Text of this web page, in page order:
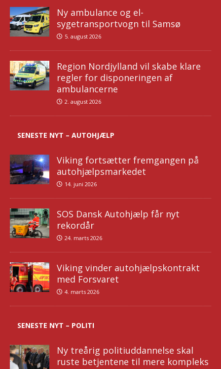
Ny ambulance og el-
sygetransportvogn til Samsø
5. august 2026
Region Nordjylland vil skabe klare
regler for disponeringen af
ambulancerne
2. august 2026
SENESTE NYT – AUTOHJÆLP
Viking fortsætter fremgangen på
autohjælpsmarkedet
14. juni 2026
SOS Dansk Autohjælp får nyt
rekordår
24. marts 2026
Viking vinder autohjælpskontrakt
med Forsvaret
4. marts 2026
SENESTE NYT – POLITI
Ny treårig politiuddannelse skal
ruste betjentene til mere kompleks